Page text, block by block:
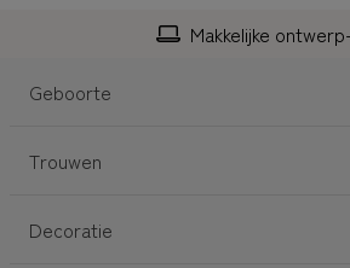
Makkelijke
Geboorte
Trouwen
Decoratie